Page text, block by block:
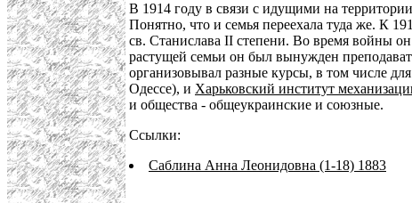
В 1914 году в связи с идущими на
Понятно, что и семья переехала туда же. К
св. Станислава II степени. Во время войны
растущей семьи он был вынужден
организовывал разные курсы, в том числе
Одессе), и Харьковский институт
и общества - общеукраинские и союзные.
Ссылки:
Саблина Анна Леонидовна (1-18) 1883